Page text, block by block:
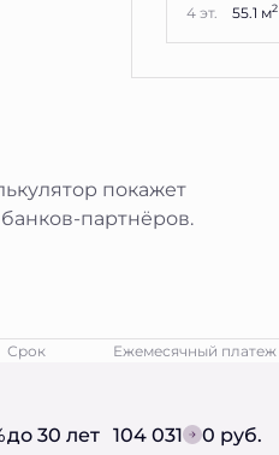
4 эт. 55.1 м2
покажет
партнёров.
Срок
Ежемесячный платеж
до 30 лет 104 031 0 руб.